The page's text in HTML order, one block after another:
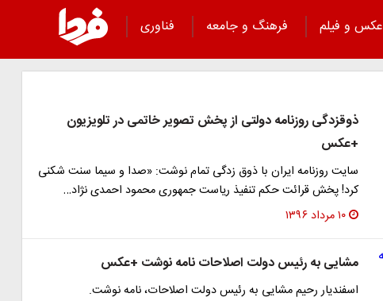
عکس و فیلم فرهنگ و جامعه
فناوری
ذوق‎زدگی روزنامه دولتی از پخش تصویر خاتمی در تلویزیون
+عکس
سایت روزنامه ایران با ذوق زدگی تمام نوشت: «صدا و سیما سنت شکنی
کرد! پخش قرائت حکم تنفیذ ریاست جمهوری محمود احمدی نژاد…
۱۰ مرداد ۱۳۹۶
مشایی به رئیس دولت اصلاحات نامه نوشت +عکس
اسفندیار رحیم مشایی به رئیس دولت اصلاحات، نامه نوشت.